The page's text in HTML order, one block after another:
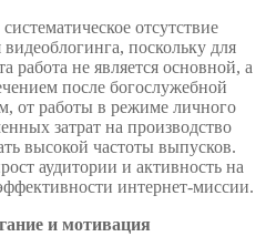
отсутствие
поскольку для
работа не является основной, а
после богослужебной
от работы в режиме личного
затрат на производство
высокой частоты выпусков.
аудитории и активность на
интернет-миссии.
и мотивация